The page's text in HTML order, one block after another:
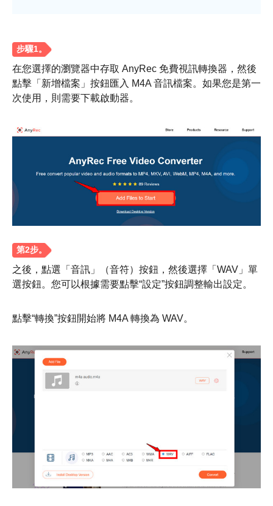
在您選擇的瀏覽器中存取 AnyRec 免費視訊轉換器，然後
點擊「新增檔案」按鈕匯入 M4A 音訊檔案。如果您是第一
次使用，則需要下載啟動器。
之後，點選「音訊」（音符）按鈕，然後選擇「WAV」單
選按鈕。您可以根據需要點擊“設定”按鈕調整輸出設定。
點擊“轉換”按鈕開始將 M4A 轉換為 WAV。